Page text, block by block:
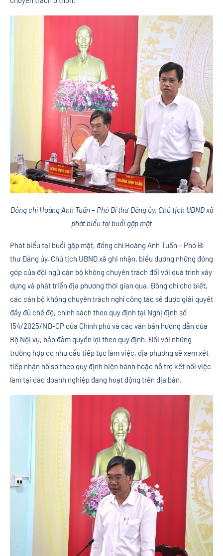
Đồng chí Hoàng Anh Tuấn – Phó Bí thư Đảng ủy, Chủ tịch UBND xã
phát biểu tại buổi gặp mặt
Phát biểu tại buổi gặp mặt, đồng chí Hoàng Anh Tuấn – Phó Bí
thư Đảng ủy, Chủ tịch UBND xã ghi nhận, biểu dương những đóng
góp của đội ngũ cán bộ không chuyên trách đối với quá trình xây
dựng và phát triển địa phương thời gian qua. Đồng chí cho biết,
các cán bộ không chuyên trách nghỉ công tác sẽ được giải quyết
đầy đủ chế độ, chính sách theo quy định tại Nghị định số
154/2025/NĐ-CP của Chính phủ và các văn bản hướng dẫn của
Bộ Nội vụ, bảo đảm quyền lợi theo quy định. Đối với những
trường hợp có nhu cầu tiếp tục làm việc, địa phương sẽ xem xét
tiếp nhận hồ sơ theo quy định hiện hành hoặc hỗ trợ kết nối việc
làm tại các doanh nghiệp đang hoạt động trên địa bàn.